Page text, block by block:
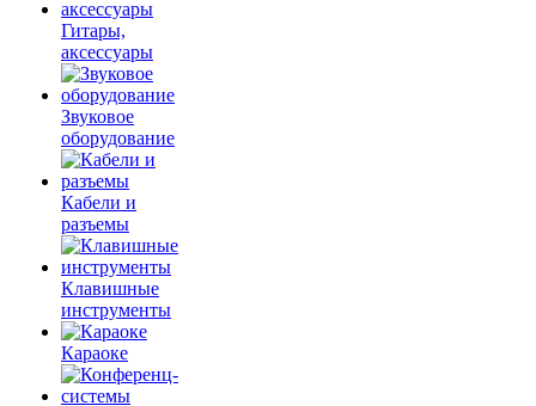
Гитары,
аксессуары
Звуковое
оборудование
Кабели и
разъемы
Клавишные
инструменты
Караоке